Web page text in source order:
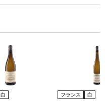
白 フランス 白